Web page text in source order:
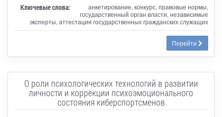
Ключевые слова:
анкетирование, конкурс, правовые нормы,
государственный орган власти, независимые
эксперты, аттестация государственных гражданских служащих
Перейти
О роли психологических технологий в развитии
личности и коррекции психоэмоционального
состояния киберспортсменов